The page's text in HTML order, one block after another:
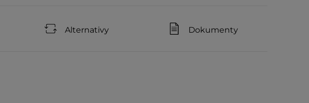
Alternativy Dokumenty